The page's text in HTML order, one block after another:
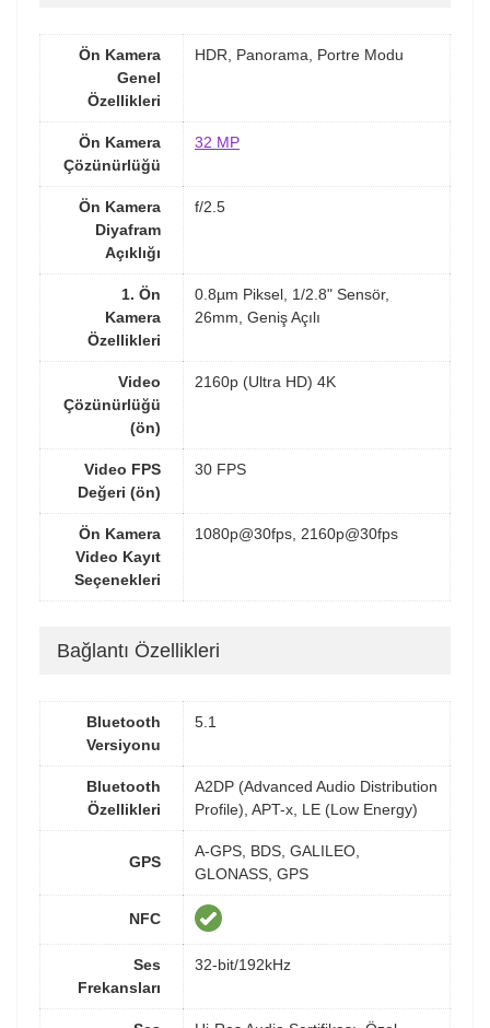
Ön Kamera
Genel
Özellikleri
HDR, Panorama, Portre Modu
Ön Kamera
Çözünürlüğü
32 MP
Ön Kamera
Diyafram
Açıklığı
f/2.5
1. Ön
Kamera
Özellikleri
0.8µm Piksel, 1/2.8" Sensör,
26mm, Geniş Açılı
Video
Çözünürlüğü
(ön)
2160p (Ultra HD) 4K
Video FPS
Değeri (ön)
30 FPS
Ön Kamera
Video Kayıt
Seçenekleri
1080p@30fps, 2160p@30fps
Bağlantı Özellikleri
Bluetooth
Versiyonu
5.1
Bluetooth
Özellikleri
A2DP (Advanced Audio Distribution
Profile), APT-x, LE (Low Energy)
GPS
A-GPS, BDS, GALILEO,
GLONASS, GPS
NFC
Ses
Frekansları
32-bit/192kHz